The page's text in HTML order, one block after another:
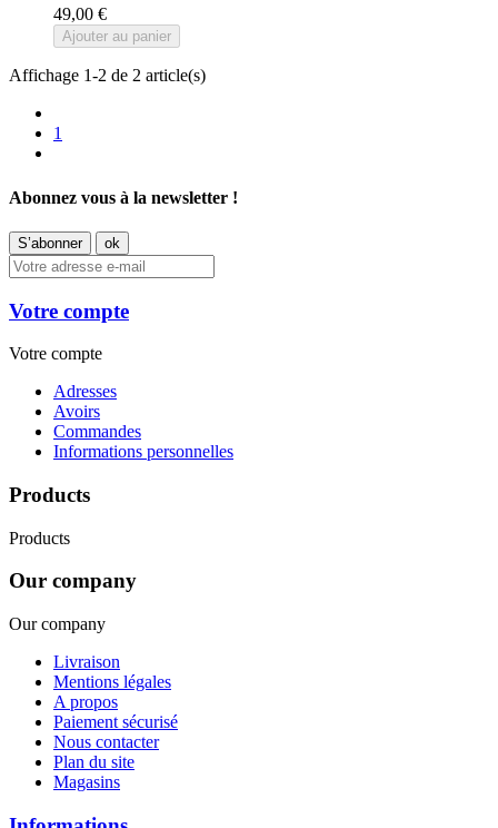
49,00 €
Ajouter au panier
Affichage 1-2 de 2 article(s)
1
Abonnez vous à la newsletter !
Votre compte
Votre compte
Adresses
Avoirs
Commandes
Informations personnelles
Products
Products
Our company
Our company
Livraison
Mentions légales
A propos
Paiement sécurisé
Nous contacter
Plan du site
Magasins